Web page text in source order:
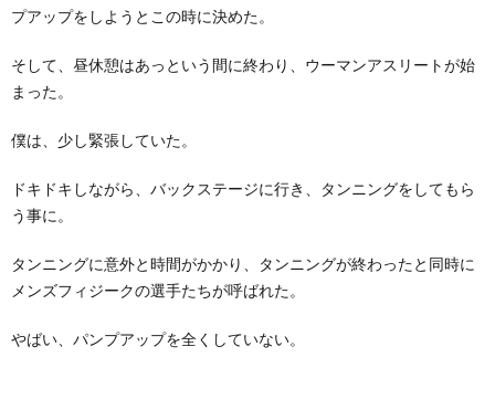
プアップをしようとこの時に決めた。
そして、昼休憩はあっという間に終わり、ウーマンアスリートが始
まった。
僕は、少し緊張していた。
ドキドキしながら、バックステージに行き、タンニングをしてもら
う事に。
タンニングに意外と時間がかかり、タンニングが終わったと同時に
メンズフィジークの選手たちが呼ばれた。
やばい、パンプアップを全くしていない。